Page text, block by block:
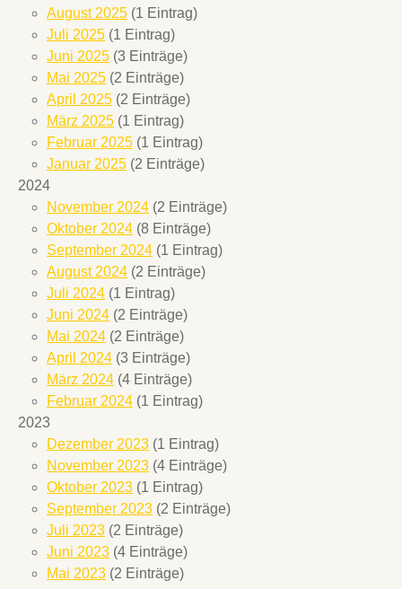
August 2025 (1 Eintrag)
Juli 2025 (1 Eintrag)
Juni 2025 (3 Einträge)
Mai 2025 (2 Einträge)
April 2025 (2 Einträge)
März 2025 (1 Eintrag)
Februar 2025 (1 Eintrag)
Januar 2025 (2 Einträge)
2024
November 2024 (2 Einträge)
Oktober 2024 (8 Einträge)
September 2024 (1 Eintrag)
August 2024 (2 Einträge)
Juli 2024 (1 Eintrag)
Juni 2024 (2 Einträge)
Mai 2024 (2 Einträge)
April 2024 (3 Einträge)
März 2024 (4 Einträge)
Februar 2024 (1 Eintrag)
2023
Dezember 2023 (1 Eintrag)
November 2023 (4 Einträge)
Oktober 2023 (1 Eintrag)
September 2023 (2 Einträge)
Juli 2023 (2 Einträge)
Juni 2023 (4 Einträge)
Mai 2023 (2 Einträge)